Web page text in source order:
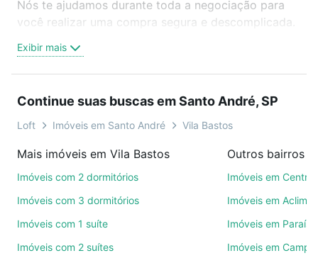
Nós te ajudamos durante toda a negociação para
você realizar uma compra segura e descomplicada.
trabalho e do metrô, aqui você vai encontrar a
oferta ideal de Imóveis à venda em rua dona maria
conquistar seu sonho. Agende uma visita presencial
ou por videochamada, é grátis, sem compromisso e
imobiliárias te ajudando na compra, venda ou troca
de imóveis.
Como escolher um imóvel?
Use barra de busca no topo para pesquisar por
ruas, bairros e até condomínios favoritos. Você
Exibir mais
Continue suas buscas em Santo André, SP
Loft Imóveis em Santo André Vila Bastos
Mais imóveis em Vila Bastos
Imóveis com 2 dormitórios
Imóveis com 3 dormitórios
Imóveis com 1 suíte
Imóveis com 2 suítes
Imóveis em Centro
Imóveis em
Imóveis em Paraíso
Imóveis em